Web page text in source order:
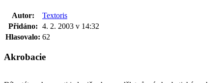
Autor:
Textoris
Přidáno: 4. 2. 2003 v 14:32
Hlasovalo: 62
Akrobacie